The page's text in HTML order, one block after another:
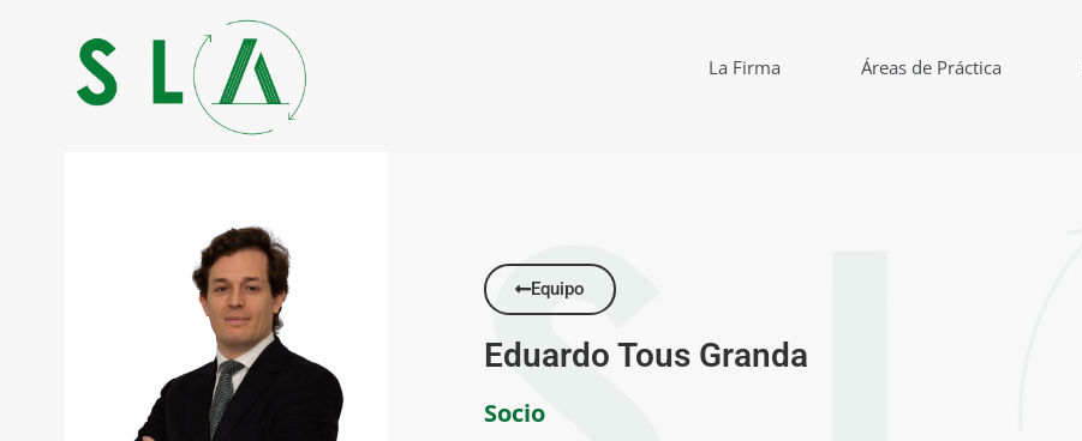
La Firma Áreas de Práctica
Equipo
Eduardo Tous Granda
Socio